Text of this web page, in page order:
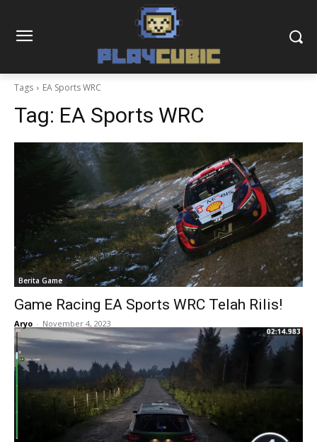
Tags EA Sports WRC
Tag: EA Sports WRC
Berita Game
Game Racing EA Sports WRC Telah Rilis!
Aryo - November 4, 2023